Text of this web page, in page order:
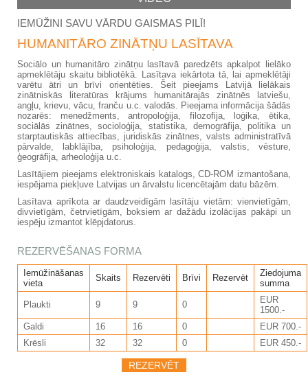
IEMŪŽINI SAVU VĀRDU GAISMAS PILĪ!
HUMANITĀRO ZINĀTŅU LASĪTAVA
Sociālo un humanitāro zinātņu lasītavā paredzēts apkalpot lielāko
apmeklētāju skaitu bibliotēkā. Lasītava iekārtota tā, lai apmeklētāji
varētu ātri un brīvi orientēties. Šeit pieejams Latvijā lielākais
zinātniskās literatūras krājums humanitārajās zinātnēs latviešu,
angļu, krievu, vācu, franču u.c. valodās. Pieejama informācija šādās
nozarēs: menedžments, antropoloģija, filozofija, loģika, ētika,
sociālās zinātnes, socioloģija, statistika, demogrāfija, politika un
starptautiskās attiecības, juridiskās zinātnes, valsts administratīvā
pārvalde, labklājība, psiholoģija, pedagoģija, valstis, vēsture,
ģeogrāfija, arheoloģija u.c.
Lasītājiem pieejams elektroniskais katalogs, CD-ROM izmantošana,
iespējama piekļuve Latvijas un ārvalstu licencētajām datu bāzēm.
Lasītava aprīkota ar daudzveidīgām lasītāju vietām: vienvietīgām,
divvietīgām, četrvietīgām, boksiem ar dažādu izolācijas pakāpi un
iespēju izmantot klēpjdatorus.
REZERVĒŠANAS FORMA
Iemūžināšanas
vieta
Skaits Rezervēti Brīvi Rezervēt
Ziedojuma
summa
Plaukti 9 9 0
EUR
1500.-
Galdi
16 16 0
EUR 700.-
Krēsli
32 32 0 EUR 450.-